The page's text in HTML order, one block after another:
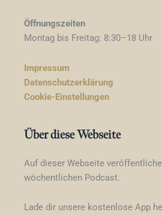
Öffnungszeiten
Montag bis Freitag: 8:30–18 Uhr
Impressum
Datenschutzerklärung
Cookie-Einstellungen
Über diese Webseite
Auf dieser Webseite
wöchentlichen Podcast.
Lade dir unsere kostenlose App